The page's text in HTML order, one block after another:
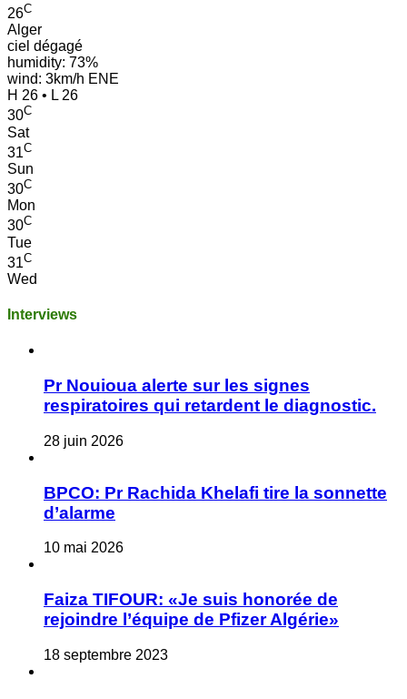
26C
Alger
ciel dégagé
humidity: 73%
wind: 3km/h ENE
H 26 • L 26
30C
Sat
31C
Sun
30C
Mon
30C
Tue
31C
Wed
Interviews
Pr Nouioua alerte sur les signes
respiratoires qui retardent le diagnostic.
28 juin 2026
BPCO: Pr Rachida Khelafi tire la sonnette
d’alarme
10 mai 2026
Faiza TIFOUR: «Je suis honorée de
rejoindre l’équipe de Pfizer Algérie»
18 septembre 2023